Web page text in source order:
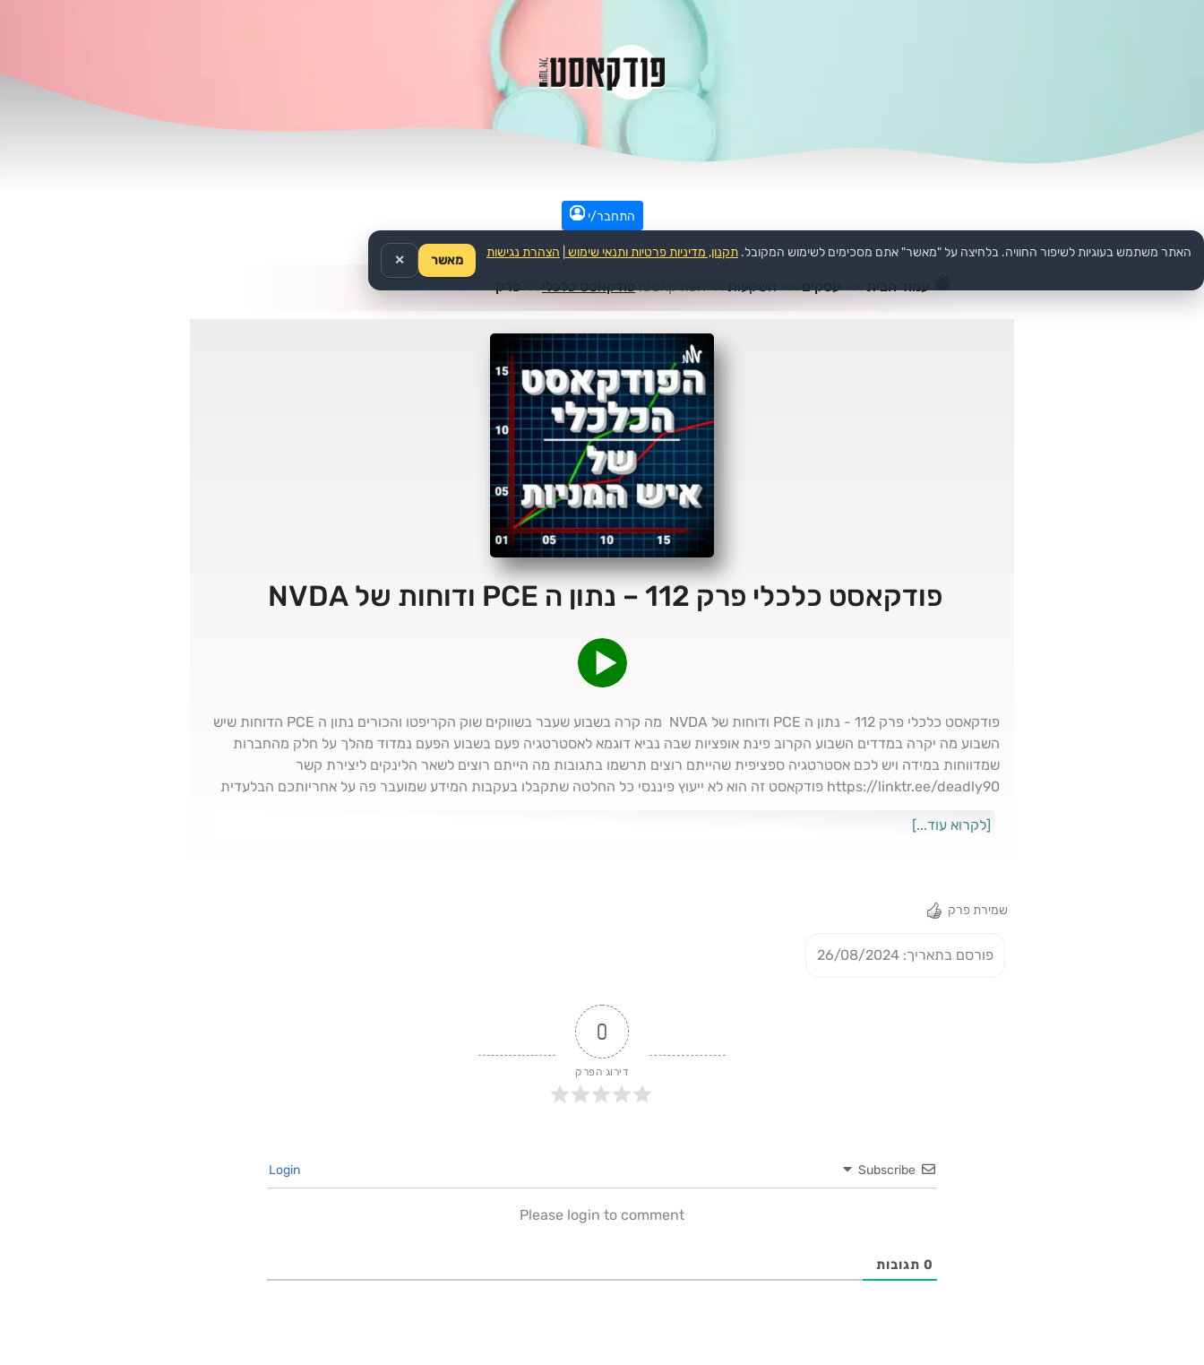
התחבר/י
עמוד הבית >> עסקים >> השקעות >>הפודקאסט: פודקאסט כלכלי >>פרק
פודקאסט כלכלי פרק 112 – נתון ה PCE ודוחות של NVDA
פודקאסט כלכלי פרק 112 - נתון ה PCE ודוחות של NVDA מה קרה בשבוע שעבר בשווקים שוק הקריפטו והכורים נתון ה PCE הדוחות שיש
השבוע מה יקרה במדדים השבוע הקרוב פינת אופציות שבה נביא דוגמא לאסטרטגיה פעם בשבוע הפעם נמדוד מהלך על חלק מהחברות
שמדווחות במידה ויש לכם אסטרטגיה ספציפית שהייתם רוצים תרשמו בתגובות מה הייתם רוצים לשאר הלינקים ליצירת קשר
https://linktr.ee/deadly90 פודקאסט זה הוא לא ייעוץ פיננסי כל החלטה שתקבלו בעקבות המידע שמועבר פה על אחריותכם הבלעדית
[לקרוא עוד...]
שמירת פרק
פורסם בתאריך: 26/08/2024
0
דירוג הפרק
Subscribe
Please login to comment
0 תגובות
האתר משתמש בעוגיות לשיפור החוויה. בלחיצה על "מאשר" אתם מסכימים לשימוש המקובל. תקנון, מדיניות פרטיות ותנאי שימוש הצהרת נגישות
מאשר ✕